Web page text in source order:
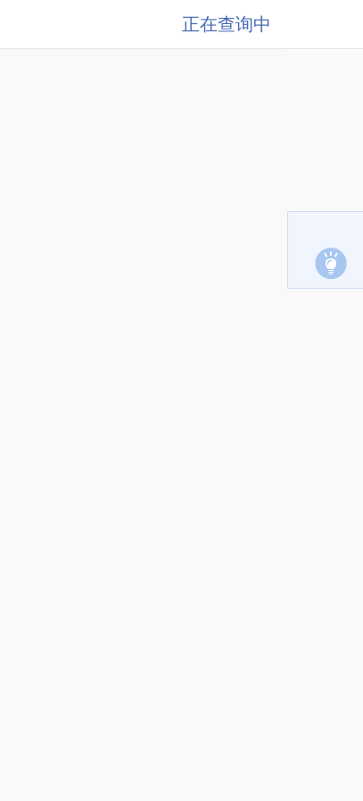
正在查询中